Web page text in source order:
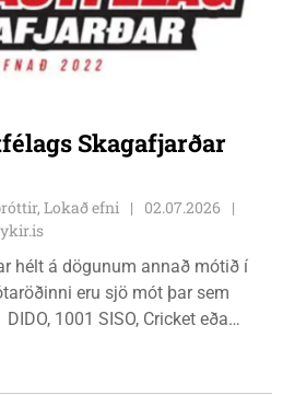
Skagafjarðar
Lokað efni
02.07.2026
hélt á dögunum annað mótið í
eru sjö mót þar sem
1001 SISO, Cricket eða
alls kyns verðlaun og gefin stig